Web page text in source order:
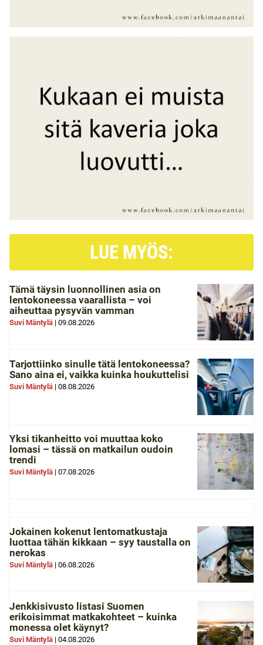
LUE MYÖS:
Tämä täysin luonnollinen asia on
lentokoneessa vaarallista – voi
aiheuttaa pysyvän vamman
Suvi Mäntylä | 09.08.2026
Tarjottiinko sinulle tätä lentokoneessa?
Sano aina ei, vaikka kuinka houkuttelisi
Suvi Mäntylä | 08.08.2026
Yksi tikanheitto voi muuttaa koko
lomasi – tässä on matkailun oudoin
trendi
Suvi Mäntylä | 07.08.2026
Jokainen kokenut lentomatkustaja
luottaa tähän kikkaan – syy taustalla on
nerokas
Suvi Mäntylä | 06.08.2026
Jenkkisivusto listasi Suomen
erikoisimmat matkakohteet – kuinka
monessa olet käynyt?
Suvi Mäntylä | 04.08.2026